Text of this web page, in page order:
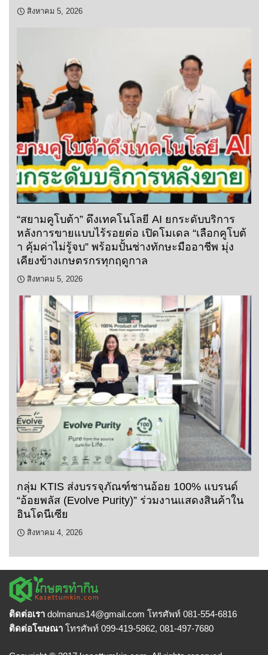
สิงหาคม 5, 2026
“สยามคูโบต้า” ดึงเทคโนโลยี AI ยกระดับบริการ
หลังการขายแบบไร้รอยต่อ เปิดโมเดล “เลือกคูโบต้
า คุ้มค่าไม่รู้จบ” พร้อมปั้นช่างทักษะมืออาชีพ มุ่ง
เคียงข้างเกษตรกรทุกฤดูกาล
สิงหาคม 5, 2026
กลุ่ม KTIS ส่งบรรจุภัณฑ์ชานอ้อย 100% แบรนด์
“อ้อยพลัส (Evolve Purity)” ร่วมงานแสดงสินค้าใน
อินโดนีเซีย
สิงหาคม 4, 2026
ติดต่อเรา dolmanus14@gmail.com โทรศัพท์ 081-554-6816
ติดต่อโฆษณา โทรศัพท์ 099-419-5862, 081-497-7680